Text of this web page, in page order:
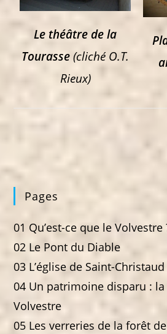
Le théâtre de la
Tourasse (cliché O.T.
Rieux)
Pages
01 Qu’est-ce que le Volvestre
02 Le Pont du Diable
03 L’église de Saint-Christaud
04 Un patrimoine disparu :
Volvestre
05 Les verreries de la forêt